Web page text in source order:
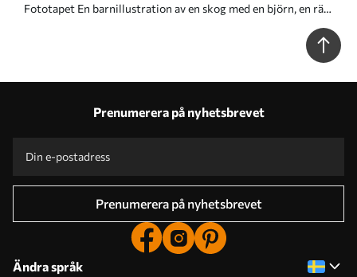
Fototapet En barnillustration av en skog med en björn, en räv
Prenumerera på nyhetsbrevet
Prenumerera på nyhetsbrevet
Ändra språk